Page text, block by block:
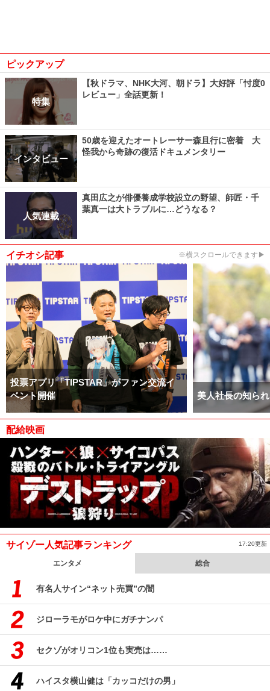
ピックアップ
特集
【秋ドラマ、NHK大河、朝ドラ】大好評「忖度0
レビュー」全話更新！
インタビュー
50歳を迎えたオートレーサー森且行に密着 大
怪我から奇跡の復活ドキュメンタリー
人気連載
真田広之が俳優養成学校設立の野望、師匠・千
葉真一は大トラブルに…どうなる？
イチオシ記事 ※横スクロールできます▶
投票アプリ「TIPSTAR」がファン交流イ
ベント開催
美人社長の知ら
配給映画
サイゾー人気記事ランキング 17:20更新
エンタメ 総合
有名人サイン“ネット売買”の闇
ジローラモがロケ中にガチナンパ
セクゾがオリコン1位も実売は……
ハイスタ横山健は「カッコだけの男」